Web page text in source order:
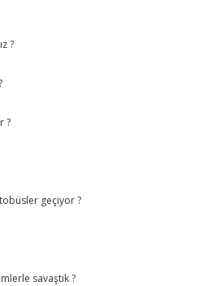
?
?
geçiyor ?
savaştık ?